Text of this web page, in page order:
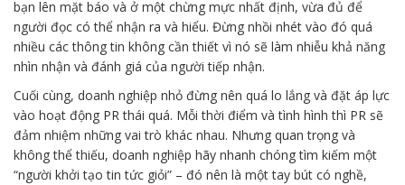
bạn lên mặt báo và ở một chừng mực nhất định, vừa đủ để
người đọc có thể nhận ra và hiểu. Đừng nhồi nhét vào đó quá
nhiều các thông tin không cần thiết vì nó sẽ làm nhiễu khả năng
nhìn nhận và đánh giá của người tiếp nhận.
Cuối cùng, doanh nghiệp nhỏ đừng nên quá lo lắng và đặt áp lực
vào hoạt động PR thái quá. Mỗi thời điểm và tình hình thì PR sẽ
đảm nhiệm những vai trò khác nhau. Nhưng quan trọng và
không thể thiếu, doanh nghiệp hãy nhanh chóng tìm kiếm một
“người khởi tạo tin tức giỏi” – đó nên là một tay bút có nghề,